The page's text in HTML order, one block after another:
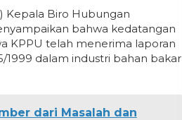
Kepala Biro Hubungan
bahwa kedatangan
KPPU telah menerima laporan
dalam industri bahan bakar
dari Masalah dan